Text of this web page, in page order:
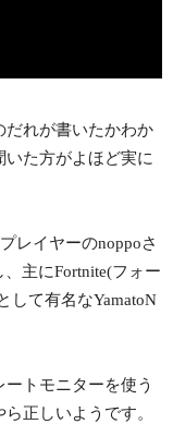
だれが書いたかわか
た方がよほど実に
レイヤーのnoppoさ
、主にFortnite(フォー
して有名なYamatoN
トモニターを使う
正しいようです。